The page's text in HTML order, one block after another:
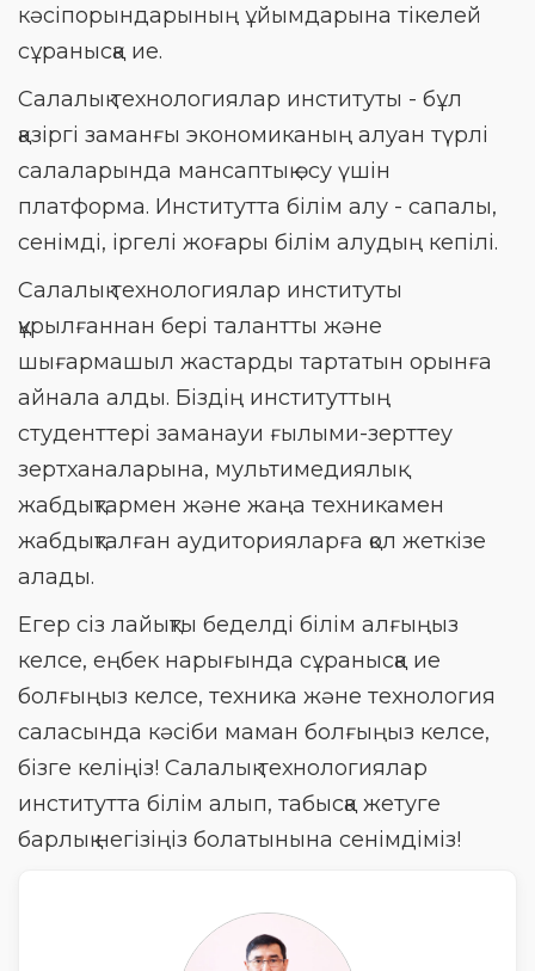
кәсіпорындарының ұйымдарына тікелей
сұранысқа ие.
Салалық технологиялар институты - бұл
қазіргі заманғы экономиканың алуан түрлі
салаларында мансаптық өсу үшін
платформа. Институтта білім алу - сапалы,
сенімді, іргелі жоғары білім алудың кепілі.
Салалық технологиялар институты
құрылғаннан бері талантты және
шығармашыл жастарды тартатын орынға
айнала алды. Біздің институттың
студенттері заманауи ғылыми-зерттеу
зертханаларына, мультимедиялық
жабдықтармен және жаңа техникамен
жабдықталған аудиторияларға қол жеткізе
алады.
Егер сіз лайықты беделді білім алғыңыз
келсе, еңбек нарығында сұранысқа ие
болғыңыз келсе, техника және технология
саласында кәсіби маман болғыңыз келсе,
бізге келіңіз! Салалық технологиялар
институтта білім алып, табысқа жетуге
барлық негізіңіз болатынына сенімдіміз!